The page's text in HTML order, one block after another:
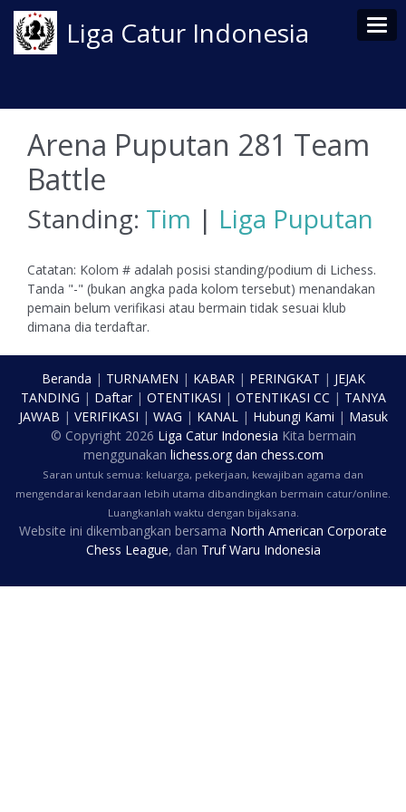
Liga Catur Indonesia
Arena Puputan 281 Team
Battle
Standing: Tim | Liga Puputan
Catatan: Kolom # adalah posisi standing/podium di Lichess.
Tanda "-" (bukan angka pada kolom tersebut) menandakan
pemain belum verifikasi atau bermain tidak sesuai klub
dimana dia terdaftar.
Beranda | TURNAMEN | KABAR| PERINGKAT | JEJAK
TANDING | Daftar| OTENTIKASI | OTENTIKASI CC | TANYA
JAWAB | VERIFIKASI | WAG | KANAL| Hubungi Kami | Masuk
© Copyright 2026 Liga Catur Indonesia Kita bermain
menggunakan lichess.orgdan chess.com
Saran untuk semua: keluarga, pekerjaan, kewajiban agama dan
mengendarai kendaraan lebih utama dibandingkan bermain catur/online.
Luangkanlah waktu dengan bijaksana.
Website ini dikembangkan bersama North American Corporate
Chess League, dan Truf Waru Indonesia